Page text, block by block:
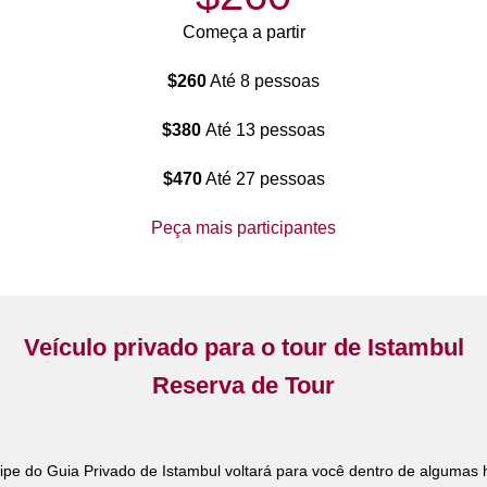
Começa a partir
$260Até 8 pessoas
$380 Até 13 pessoas
$470Até 27 pessoas
Peça mais participantes
Veículo privado para o tour de Istambul
Reserva de Tour
do Guia Privado de Istambul voltará para você dentro de algumas